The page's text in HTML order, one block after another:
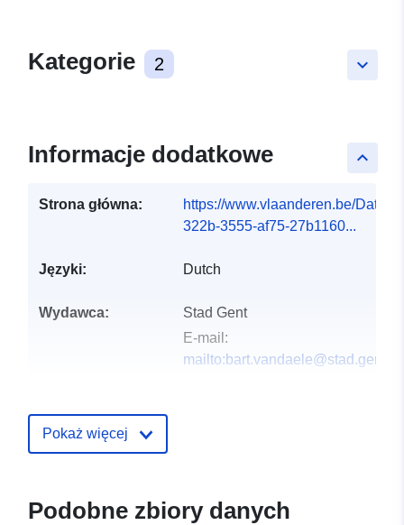
keyboard_arrow_down
Kategorie 2
keyboard_arrow_up
Informacje dodatkowe
Strona główna:
https://www.vlaanderen.be/
322b-3555-af75-27b1160...
Języki: Dutch
Wydawca:
Stad Gent
E-mail:
mailto:bart.vandaele@stad.gent
kontaktowy:
Zapis katalogu: Dodany do data.europa.eu:
Pokaż więcej
Podobne zbiory danych